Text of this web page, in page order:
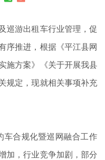
游出租车行业管理，促
序推进，根据《平江县网
施方案》《关于开展我县
规定，现就相关事项补充
合规化暨巡网融合工作
加，行业竞争加剧，部分